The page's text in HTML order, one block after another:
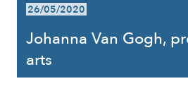
26/05/2020
Johanna Van Gogh,
arts